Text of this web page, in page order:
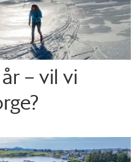
– vil vi